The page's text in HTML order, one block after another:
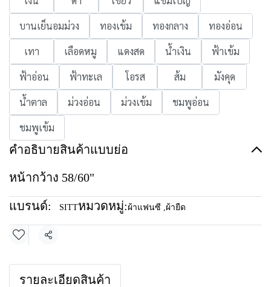
บานเย็นอมม่วง
ทองเข้ม ทองกลาง
ทองอ่อน
เทา
เลือดหมู แดงสด น้ำเงิน
ฟ้าเข้ม
ฟ้าอ่อน
ฟ้าทะเล โอรส ส้ม
มังคุด
น้ำตาล
ม่วงอ่อน ม่วงเข้ม
ชมพูอ่อน
ชมพูเข้ม
คำอธิบายสินค้าแบบย่อ
หน้ากว้าง 58/60"
แบรนด์: SITTหมวดหมู่: ผ้าแฟนซี ,ผ้ายืด
แชร์
รายละเอียดสินค้า